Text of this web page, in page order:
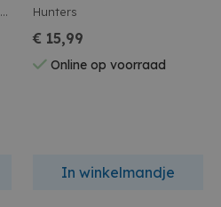
Hunters
€ 15,99
Online op voorraad
In winkelmandje